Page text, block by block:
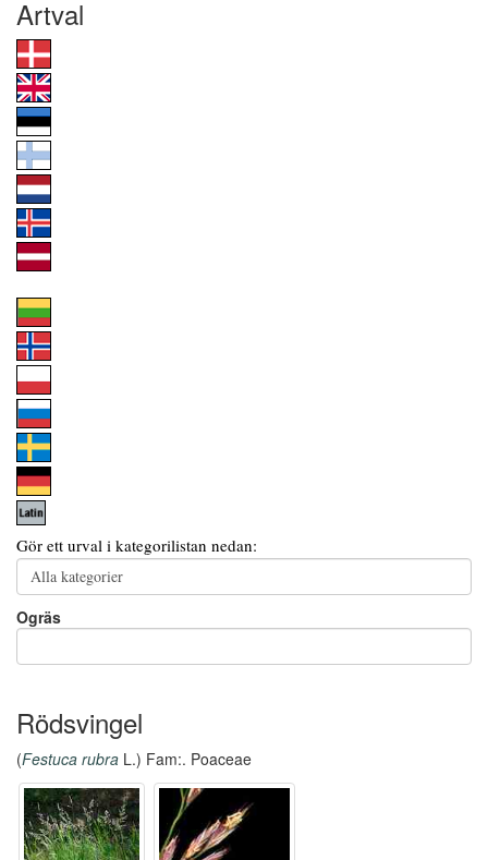
Artval
Gör ett urval i kategorilistan nedan:
Ogräs
Rödsvingel
(Festuca rubra L.) Fam:. Poaceae